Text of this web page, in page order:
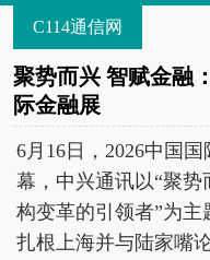
C114通信网
聚势而兴 智赋金融
际金融展
6月16日，2026中国
幕，中兴通讯以“聚
构变革的引领者”为
扎根上海并与陆家嘴